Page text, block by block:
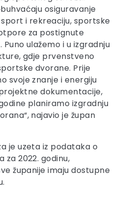
osiguravanje
i rekreaciju, sportske
za postignute
ulažemo i u izgradnju
gdje prvenstveno
dvorane. Prije
svoje znanje i energiju
dokumentacije,
planiramo izgradnju
najavio je župan
je uzeta iz podataka o
za 2022. godinu,
županije imaju dostupne